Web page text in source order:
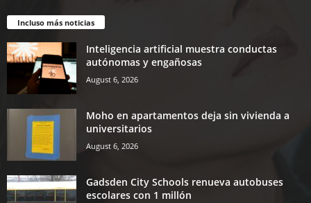
Incluso más noticias
Inteligencia artificial muestra conductas
autónomas y engañosas
August 6, 2026
Moho en apartamentos deja sin vivienda a
universitarios
August 6, 2026
Gadsden City Schools renueva autobuses
escolares con 1 millón